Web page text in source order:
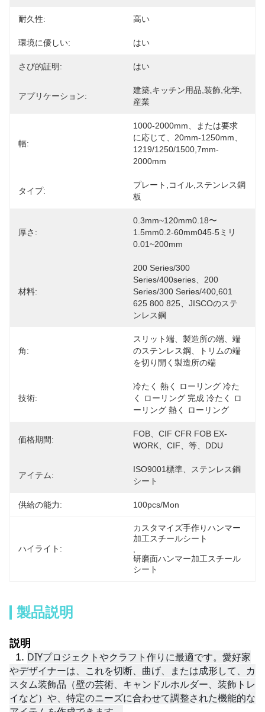
耐久性: 高い
環境に優しい: はい
さび的証明: はい
アプリケーション:
建築,キッチン用品,装飾,化学,
産業
幅:
1000-2000mm、または要求
に応じて、20mm-1250mm、
1219/1250/1500,7mm-
2000mm
タイプ:
プレート,コイル,ステンレス鋼
板
厚さ:
0.3mm~120mm0.18〜
1.5mm0.2-60mm045-5ミリ
0.01~200mm
材料:
200 Series/300
Series/400series、200
Series/300 Series/400,601
625 800 825、JISCOのステ
ンレス鋼
角:
スリット端、製造所の端、端
のステンレス鋼、トリムの端
を切り開く製造所の端
技術:
冷たく 熱く ローリング 冷た
く ローリング 完成 冷たく ロ
ーリング 熱く ローリング
価格期間:
FOB、CIF CFR FOB EX-
WORK、CIF、等、DDU
アイテム:
ISO9001標準、ステンレス鋼
シート
供給の能力: 100pcs/mon
ハイライト:
カスタマイズ手作りハンマー
加工スチールシート
研磨面ハンマー加工スチール
シート
製品説明
説明
1. DIYプロジェクトやクラフト作りに最適です。愛好家
やデザイナーは、これを切断、曲げ、または成形して、カ
スタム装飾品（壁の芸術、キャンドルホルダー、装飾トレ
イなど）や、特定のニーズに合わせて調整された機能的な